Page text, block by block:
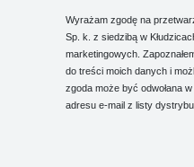
Wyrażam zgodę na
Sp. k. z siedzibą w
marketingowych.
do treści moich danych i
zgoda może być odwołana
adresu e-mail z listy